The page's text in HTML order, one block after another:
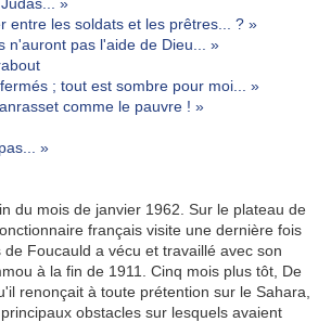
entre les soldats et les prêtres... ? »
n'auront pas l'aide de Dieu... »
; tout est sombre pour moi... »
comme le pauvre ! »
»
du mois de janvier 1962. Sur le plateau de
français visite une dernière fois
Foucauld a vécu et travaillé avec son
à la fin de 1911. Cinq mois plus tôt, De
renonçait à toute prétention sur le Sahara,
obstacles sur lesquels avaient